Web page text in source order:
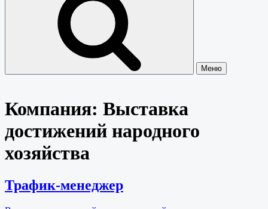
Меню
Компания: Выставка
достижений народного
хозяйства
Трафик-менеджер